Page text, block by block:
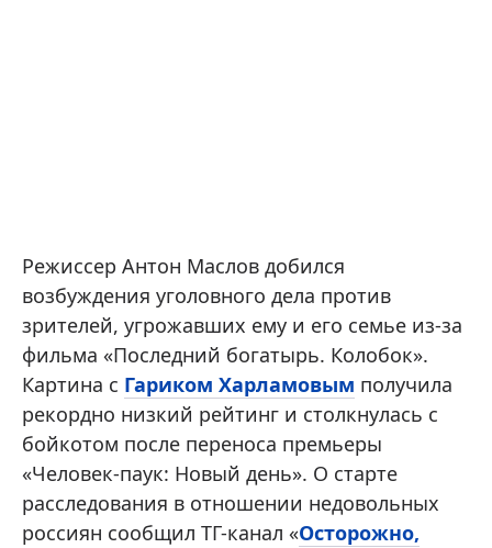
Режиссер Антон Маслов добился
возбуждения уголовного дела против
зрителей, угрожавших ему и его семье из-за
фильма «Последний богатырь. Колобок».
Картина с Гариком Харламовым получила
рекордно низкий рейтинг и столкнулась с
бойкотом после переноса премьеры
«Человек-паук: Новый день». О старте
расследования в отношении недовольных
россиян сообщил ТГ-канал «Осторожно,